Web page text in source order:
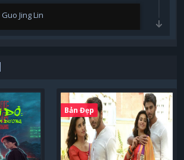
Guo Jing Lin
Vạn Bằng
Bản Đẹp